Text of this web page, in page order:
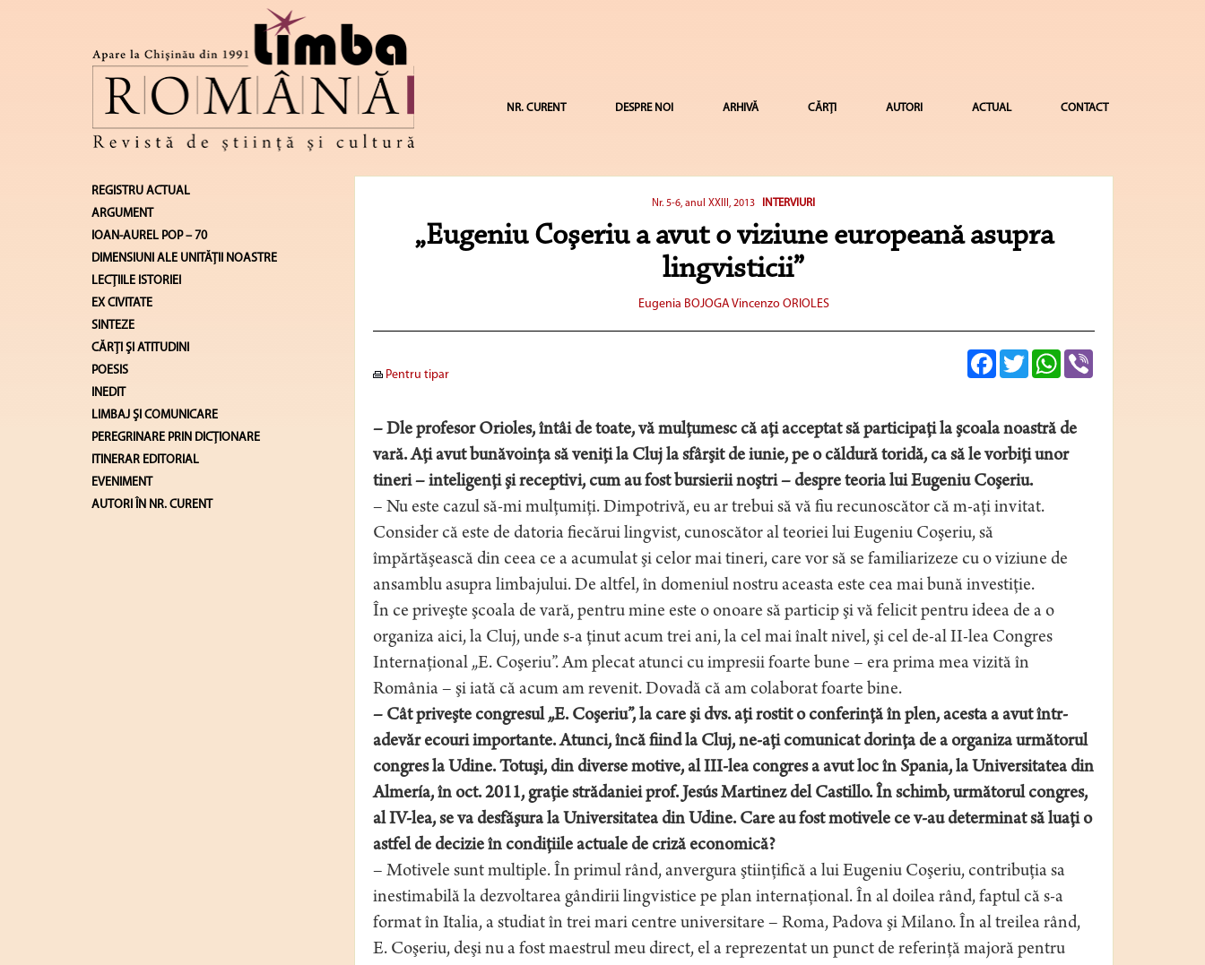
NR. CURENT DESPRE NOI ARHIVĂ CĂRȚI AUTORI ACTUAL CONTACT
REGISTRU ACTUAL
ARGUMENT
IOAN-AUREL POP – 70
DIMENSIUNI ALE UNITĂŢII NOASTRE
LECŢIILE ISTORIEI
EX CIVITATE
SINTEZE
CĂRŢI ŞI ATITUDINI
POESIS
INEDIT
LIMBAJ ŞI COMUNICARE
PEREGRINARE PRIN DICȚIONARE
ITINERAR EDITORIAL
EVENIMENT
AUTORI ÎN NR. CURENT
Nr. 5-6, anul XXIII, 2013 INTERVIURI
„Eugeniu Coşeriu a avut o viziune europeană asupra
lingvisticii”
Eugenia BOJOGAVincenzo ORIOLES
Pentru tipar
FacebookTwitterWhatsApp
– Dle profesor Orioles, întâi de toate, vă mulţumesc că aţi acceptat să participaţi la şcoala noastră de
vară. Aţi avut bunăvoinţa să veniţi la Cluj la sfârşit de iunie, pe o căldură toridă, ca să le vorbiţi unor
tineri – inteligenţi şi receptivi, cum au fost bursierii noştri – despre teoria lui Eugeniu Coşeriu.
– Nu este cazul să-mi mulţumiţi. Dimpotrivă, eu ar trebui să vă fiu recunoscător că m-aţi invitat.
Consider că este de datoria fiecărui lingvist, cunoscător al teoriei lui Eugeniu Coşeriu, să
împărtăşească din ceea ce a acumulat şi celor mai tineri, care vor să se familiarizeze cu o viziune de
ansamblu asupra limbajului. De altfel, în domeniul nostru aceasta este cea mai bună investiţie.
În ce priveşte şcoala de vară, pentru mine este o onoare să particip şi vă felicit pentru ideea de a o
organiza aici, la Cluj, unde s-a ţinut acum trei ani, la cel mai înalt nivel, şi cel de-al II-lea Congres
Internaţional „E. Coşeriu”. Am plecat atunci cu impresii foarte bune – era prima mea vizită în
România – şi iată că acum am revenit. Dovadă că am colaborat foarte bine.
– Cât priveşte congresul „E. Coşeriu”, la care şi dvs. aţi rostit o conferinţă în plen, acesta a avut într-
adevăr ecouri importante. Atunci, încă fiind la Cluj, ne-aţi comunicat dorința de a organiza următorul
congres la Udine. Totuşi, din diverse motive, al III-lea congres a avut loc în Spania, la Universitatea din
Almería, în oct. 2011, graţie strădaniei prof. Jesús Martinez del Castillo. În schimb, următorul congres,
al IV-lea, se va desfăşura la Universitatea din Udine. Care au fost motivele ce v-au determinat să luaţi o
astfel de decizie în condiţiile actuale de criză economică?
– Motivele sunt multiple. În primul rând, anvergura ştiinţifică a lui Eugeniu Coşeriu, contribuţia sa
inestimabilă la dezvoltarea gândirii lingvistice pe plan internațional. În al doilea rând, faptul că s-a
format în Italia, a studiat în trei mari centre universitare – Roma, Padova şi Milano. În al treilea rând,
E. Coşeriu, deşi nu a fost maestrul meu direct, el a reprezentat un punct de referinţă majoră pentru